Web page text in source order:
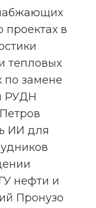
проектах в
тепловых
по замене
РУДН
ИИ для
нефти и
Пронузо